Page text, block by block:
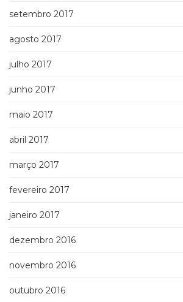
setembro 2017
agosto 2017
julho 2017
junho 2017
maio 2017
abril 2017
março 2017
fevereiro 2017
janeiro 2017
dezembro 2016
novembro 2016
outubro 2016